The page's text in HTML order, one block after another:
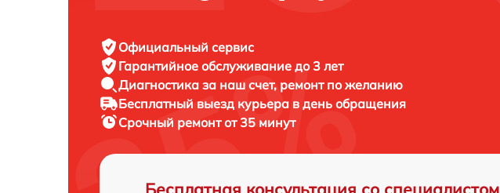
Официальный сервис
Гарантийное обслуживание до 3 лет
Диагностика за наш счет, ремонт по желанию
Бесплатный выезд курьера в день обращения
Срочный ремонтот 35 минут
Бесплатная консультация со специалистом